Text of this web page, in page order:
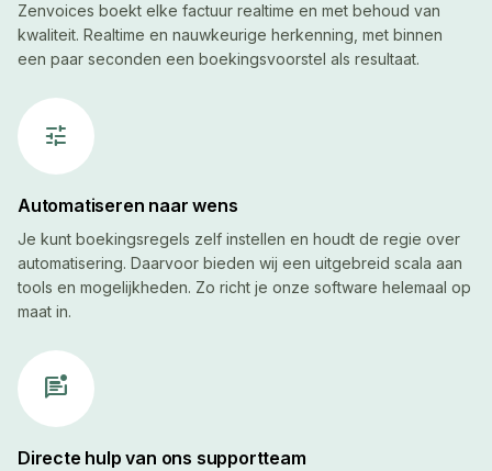
Zenvoices boekt elke factuur realtime en met behoud van
kwaliteit. Realtime en nauwkeurige herkenning, met binnen
een paar seconden een boekingsvoorstel als resultaat.
tune
Automatiseren naar wens
Je kunt boekingsregels zelf instellen en houdt de regie over
automatisering. Daarvoor bieden wij een uitgebreid scala aan
tools en mogelijkheden. Zo richt je onze software helemaal op
maat in.
mark_unread_chat_alt
Directe hulp van ons supportteam